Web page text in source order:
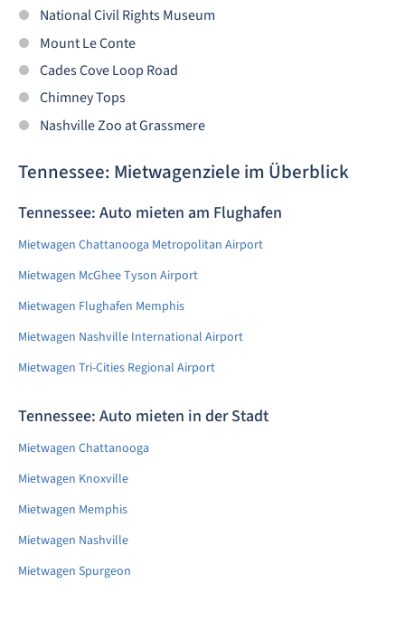
National Civil Rights Museum
Mount Le Conte
Cades Cove Loop Road
Chimney Tops
Nashville Zoo at Grassmere
Tennessee: Mietwagenziele im Überblick
Tennessee: Auto mieten am Flughafen
Mietwagen Chattanooga Metropolitan Airport
Mietwagen McGhee Tyson Airport
Mietwagen Flughafen Memphis
Mietwagen Nashville International Airport
Mietwagen Tri-Cities Regional Airport
Tennessee: Auto mieten in der Stadt
Mietwagen Chattanooga
Mietwagen Knoxville
Mietwagen Memphis
Mietwagen Nashville
Mietwagen Spurgeon